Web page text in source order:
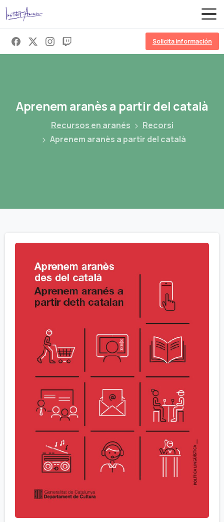
Solicita información
Aprenem aranèsa partirdel català
Recursos en aranés
Recorsi
Aprenem aranès a partir del català